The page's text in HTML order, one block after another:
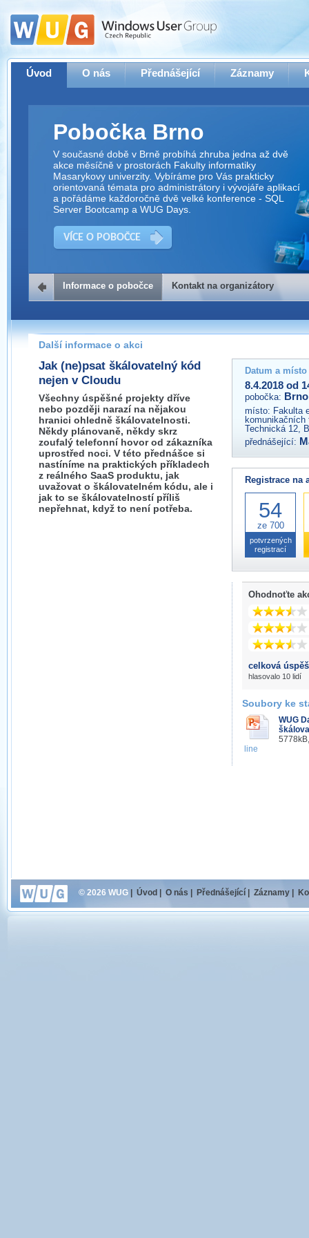
Úvod O nás Přednášející Záznamy
Pobočka Brno
V současné době v Brně probíhá zhruba jedna až dvě
akce měsíčně v prostorách Fakulty informatiky
Masarykovy univerzity. Vybíráme pro Vás prakticky
orientovaná témata pro administrátory i vývojáře aplikací
a pořádáme každoročně dvě velké konference - SQL
Server Bootcamp a WUG Days.
VÍCE O POBOČCE
Kontakt na organizátory
Pokud máte jakýkoliv dotaz na organizátory této akce,
prosím neváhejte nás kontaktovat na e-mailu:
brno@wug.cz
Informace o pobočce Kontakt na organizátory
Další informace o akci
Jak (ne)psat škálovatelný kód
nejen v Cloudu
Všechny úspěšné projekty dříve
nebo později narazí na nějakou
hranici ohledně škálovatelnosti.
Někdy plánovaně, někdy skrz
zoufalý telefonní hovor od zákazníka
uprostřed noci. V této přednášce si
nastíníme na praktických příkladech
z reálného SaaS produktu, jak
uvažovat o škálovatelném kódu, ale i
jak to se škálovatelností příliš
nepřehnat, když to není potřeba.
Datum a
8.4.2018 od
pobočka: Brno
místo: Fakulta
Technická 12,
přednášející:
Registrace na
54
ze 700
potvrzených
registrací
Ohodnoťte
celková
hlasovalo 10 lidí
Soubory ke
WUG
line
© 2026 WUG Úvod O nás Přednášející Záznamy